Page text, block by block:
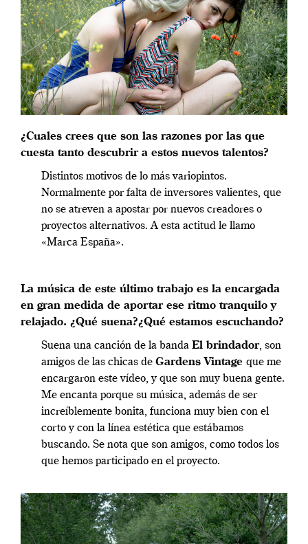
¿Cuales crees que son las razones por las que
cuesta tanto descubrir a estos nuevos talentos?
Distintos motivos de lo más variopintos.
Normalmente por falta de inversores valientes, que
no se atreven a apostar por nuevos creadores o
proyectos alternativos. A esta actitud le llamo
«Marca España».
La música de este último trabajo es la encargada
en gran medida de aportar ese ritmo tranquilo y
relajado. ¿Qué suena?¿Qué estamos escuchando?
Suena una canción de la banda El brindador, son
amigos de las chicas de Gardens Vintage que me
encargaron este vídeo, y que son muy buena gente.
Me encanta porque su música, además de ser
increíblemente bonita, funciona muy bien con el
corto y con la línea estética que estábamos
buscando. Se nota que son amigos, como todos los
que hemos participado en el proyecto.